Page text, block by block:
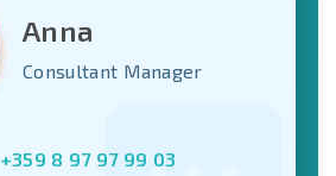
Anna
Consultant Manager
+359 8 97 97 99 03